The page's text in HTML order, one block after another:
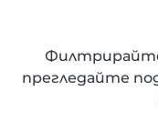
прегледайте